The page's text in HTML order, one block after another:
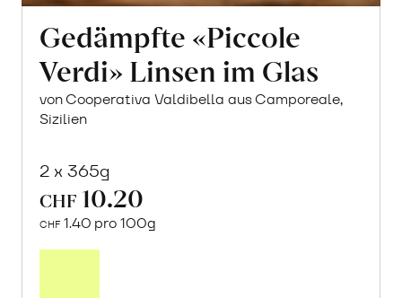
Gedämpfte «Piccole
Verdi» Linsen im Glas
von Cooperativa Valdibella aus Camporeale,
Sizilien
2 x 365g
CHF 10.20
CHF 1.40 pro 100g